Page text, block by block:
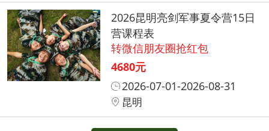
2026昆明亮剑军事夏令营15日
营课程表
转微信朋友圈抢红包
4680元
2026-07-01-2026-08-31
昆明